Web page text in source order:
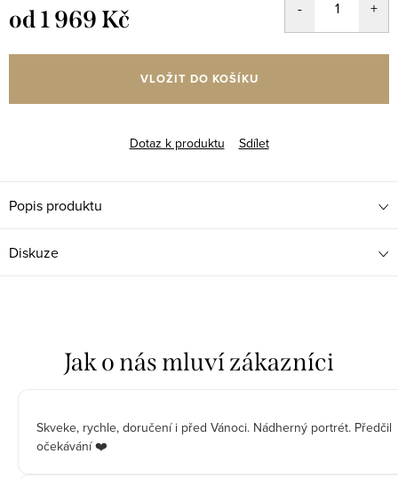
od1 969 Kč
VLOŽIT DO KOŠÍKU
Dotaz k produktu Sdílet
Popis produktu
Diskuze
Skveke, rychle, doručení i před Vánoci. Nádherný portrét. Předčil
očekávání ❤️